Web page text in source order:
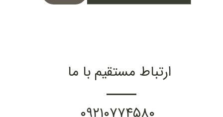
ارتباط مستقیم با ما